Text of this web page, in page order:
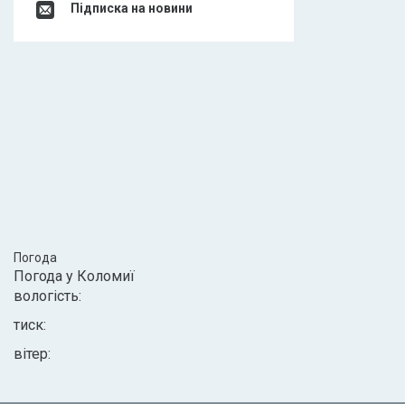
Підписка на новини
Погода
Погода у Коломиї
вологість:
тиск:
вітер: